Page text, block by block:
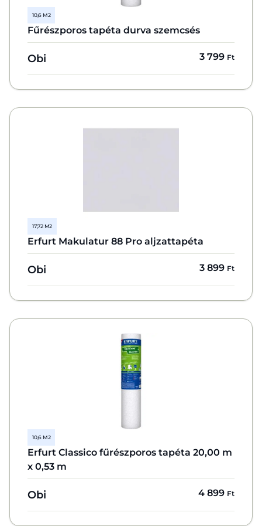
10,6 M2
Fűrészporos tapéta durva szemcsés
Obi 3 799 Ft
17,72 M2
Erfurt Makulatur 88 Pro aljzattapéta
Obi 3 899 Ft
10,6 M2
Erfurt Classico fűrészporos tapéta 20,00 m
x 0,53 m
Obi 4 899 Ft